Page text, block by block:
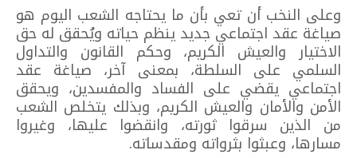
وعلى النخب أن تعي بأن ما يحتاجه الشعب اليوم هو
صياغة عقد اجتماعي جديد ينظم حياته ويُحقق له حق
الاختيار والعيش الكريم، وحكم القانون والتداول
السلمي على السلطة، بمعنى آخر، صياغة عقد
اجتماعي يقضي على الفساد والمفسدين، ويحقق
الأمن والأمان والعيش الكريم، وبذلك يتخلص الشعب
من الذين سرقوا ثورته، وانقضوا عليها، وغيروا
مسارها، وعبثوا بثرواته ومقدساته.